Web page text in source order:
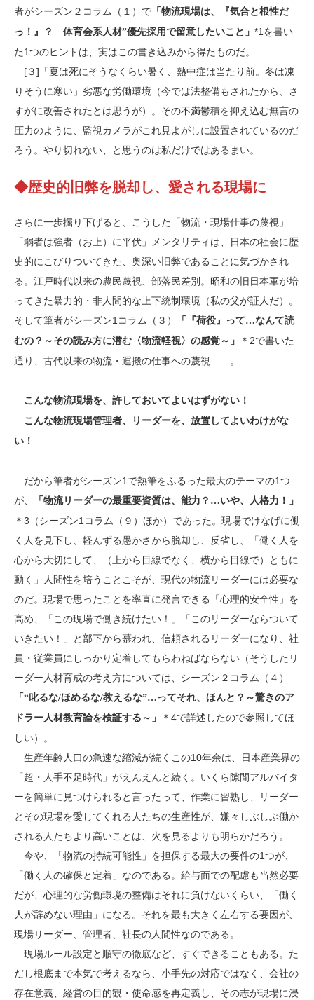
者がシーズン２コラム（１）で 「物流現場は、『気合と根性だ
っ！』？ 体育会系人材”優先採用で留意したいこと」 *1を書い
た1つのヒントは、実はこの書き込みから得たものだ。
[３]「夏は死にそうなくらい暑く、熱中症は当たり前。冬は凍
りそうに寒い」劣悪な労働環境（今では法整備もされたから、さ
すがに改善されたとは思うが）。その不満鬱積を抑え込む無言の
圧力のように、監視カメラがこれ見よがしに設置されているのだ
ろう。やり切れない、と思うのは私だけではあるまい。
◆歴史的旧弊を脱却し、愛される現場に
さらに一歩掘り下げると、こうした「物流・現場仕事の蔑視」
「弱者は強者（お上）に平伏」メンタリティは、日本の社会に歴
史的にこびりついてきた、奥深い旧弊であることに気づかされ
る。江戸時代以来の農民蔑視、部落民差別。昭和の旧日本軍が培
ってきた暴力的・非人間的な上下統制環境（私の父が証人だ）。
そして筆者がシーズン1コラム（３）
「『荷役』って…なんて読
むの？～その読み方に潜む〈物流軽視〉の感覚～」
＊2で書いた
通り、古代以来の物流・運搬の仕事への蔑視……。
こんな物流現場を、許しておいてよいはずがない！
こんな物流現場管理者、リーダーを、放置してよいわけがな
い！
だから筆者がシーズン1で熱筆をふるった最大のテーマの1つ
が、
「物流リーダーの最重要資質は、能力？…いや、人格力！」
＊3（シーズン1コラム（９）ほか）であった。現場でけなげに働
く人を見下し、軽んずる愚かさから脱却し、反省し、「働く人を
心から大切にして、（上から目線でなく、横から目線で）ともに
動く」人間性を培うことこそが、現代の物流リーダーには必要な
のだ。現場で思ったことを率直に発言できる「心理的安全性」を
高め、「この現場で働き続けたい！」「このリーダーならついて
いきたい！」と部下から慕われ、信頼されるリーダーになり、社
員・従業員にしっかり定着してもらわねばならない（そうしたリ
ーダー人材育成の考え方については、シーズン２コラム（４）
「“叱るな/ほめるな/教えるな”…ってそれ、ほんと？～驚きのア
ドラー人材教育論を検証する～」
＊4で詳述したので参照してほ
しい）。
生産年齢人口の急速な縮減が続くこの10年余は、日本産業界の
「超・人手不足時代」がえんえんと続く。いくら隙間アルバイタ
ーを簡単に見つけられると言ったって、作業に習熟し、リーダー
とその現場を愛してくれる人たちの生産性が、嫌々しぶしぶ働か
される人たちより高いことは、火を見るよりも明らかだろう。
今や、「物流の持続可能性」を担保する最大の要件の1つが、
「働く人の確保と定着」なのである。給与面での配慮も当然必要
だが、心理的な労働環境の整備はそれに負けないくらい、「働く
人が辞めない理由」になる。それを最も大きく左右する要因が、
現場リーダー、管理者、社長の人間性なのである。
現場ルール設定と順守の徹底など、すぐできることもある。た
だし根底まで本気で考えるなら、小手先の対応ではなく、会社の
存在意義、経営の目的観・使命感を再定義し、その志が現場に浸